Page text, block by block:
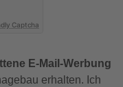
Captcha
E-Mail-Werbung
erhalten. Ich